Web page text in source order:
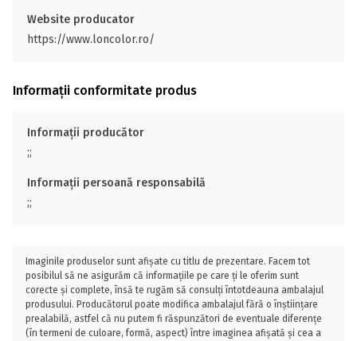
Website producator
https://www.loncolor.ro/
Informații conformitate produs
Informații producător
;;
Informații persoană responsabilă
;;
Imaginile produselor sunt afișate cu titlu de prezentare. Facem tot
posibilul să ne asigurăm că informațiile pe care ți le oferim sunt
corecte și complete, însă te rugăm să consulți întotdeauna ambalajul
produsului. Producătorul poate modifica ambalajul fără o înștiințare
prealabilă, astfel că nu putem fi răspunzători de eventuale diferențe
(în termeni de culoare, formă, aspect) între imaginea afișată și cea a